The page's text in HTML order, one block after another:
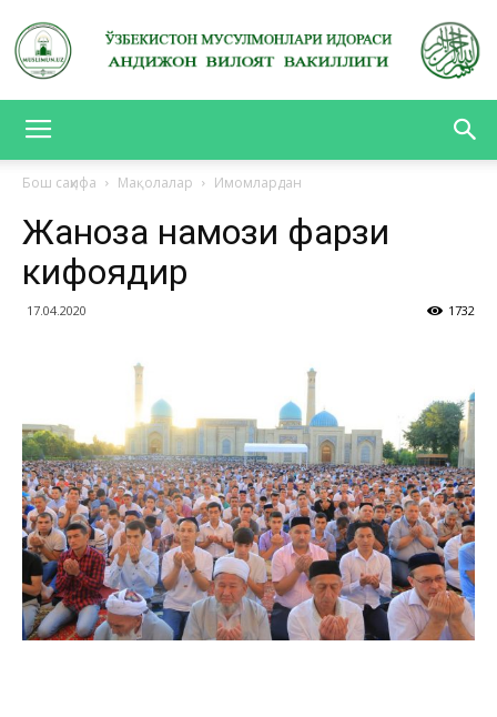
ВИЛОЯТ
Бош саҳифа Мақолалар Имомлардан
Жаноза намози фарзи
кифоядир
17.04.2020 1732